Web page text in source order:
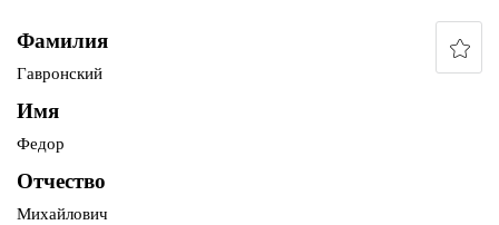
Фамилия
Гавронский
Имя
Федор
Отчество
Михайлович